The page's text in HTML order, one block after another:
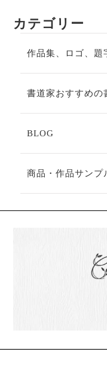
カテゴリー
作品集、ロゴ、題
書道家おすすめの
BLOG
商品・作品サンプ